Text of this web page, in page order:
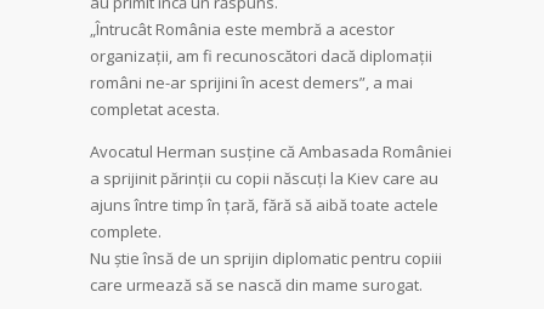
„Întrucât România este membră a acestor
organizații, am fi recunoscători dacă diplomații
români ne-ar sprijini în acest demers”, a mai
completat acesta.
Avocatul Herman susține că Ambasada României
a sprijinit părinții cu copii născuți la Kiev care au
ajuns între timp în țară, fără să aibă toate actele
complete.
Nu știe însă de un sprijin diplomatic pentru copiii
care urmează să se nască din mame surogat.